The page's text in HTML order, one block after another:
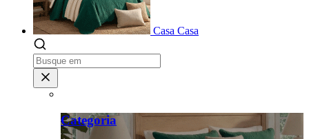
Casa Casa
Categoria